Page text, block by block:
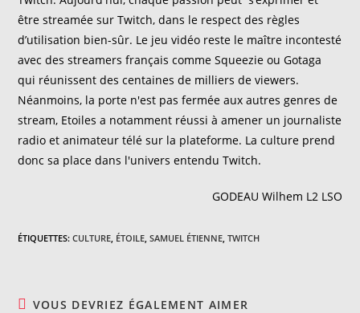
être streamée sur Twitch, dans le respect des règles
d’utilisation bien-sûr. Le jeu vidéo reste le maître incontesté
avec des streamers français comme Squeezie ou Gotaga
qui réunissent des centaines de milliers de viewers.
Néanmoins, la porte n'est pas fermée aux autres genres de
stream, Etoiles a notamment réussi à amener un journaliste
radio et animateur télé sur la plateforme. La culture prend
donc sa place dans l'univers entendu Twitch.
GODEAU Wilhem L2 LSO
ÉTIQUETTES:CULTURE, ÉTOILE, SAMUEL ÉTIENNE, TWITCH
VOUS DEVRIEZ ÉGALEMENT AIMER